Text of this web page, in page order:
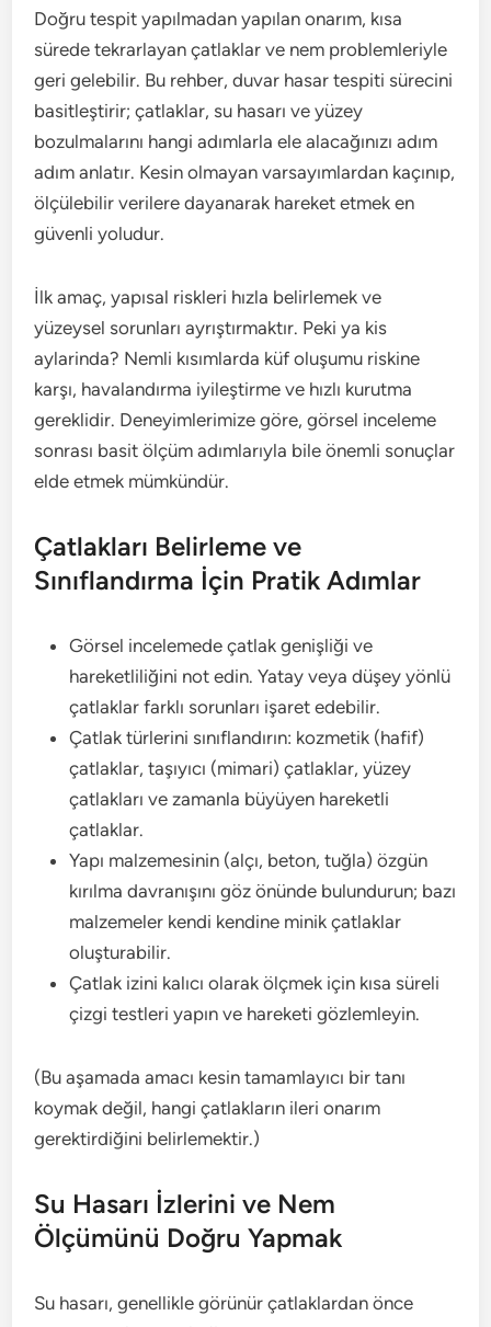
Doğru tespit yapılmadan yapılan onarım, kısa
sürede tekrarlayan çatlaklar ve nem problemleriyle
geri gelebilir. Bu rehber, duvar hasar tespiti sürecini
basitleştirir; çatlaklar, su hasarı ve yüzey
bozulmalarını hangi adımlarla ele alacağınızı adım
adım anlatır. Kesin olmayan varsayımlardan kaçınıp,
ölçülebilir verilere dayanarak hareket etmek en
güvenli yoludur.
İlk amaç, yapısal riskleri hızla belirlemek ve
yüzeysel sorunları ayrıştırmaktır. Peki ya kis
aylarinda? Nemli kısımlarda küf oluşumu riskine
karşı, havalandırma iyileştirme ve hızlı kurutma
gereklidir. Deneyimlerimize göre, görsel inceleme
sonrası basit ölçüm adımlarıyla bile önemli sonuçlar
elde etmek mümkündür.
Çatlakları Belirleme ve
Sınıflandırma İçin Pratik Adımlar
Görsel incelemede çatlak genişliği ve
hareketliliğini not edin. Yatay veya düşey yönlü
çatlaklar farklı sorunları işaret edebilir.
Çatlak türlerini sınıflandırın: kozmetik (hafif)
çatlaklar, taşıyıcı (mimari) çatlaklar, yüzey
çatlakları ve zamanla büyüyen hareketli
çatlaklar.
Yapı malzemesinin (alçı, beton, tuğla) özgün
kırılma davranışını göz önünde bulundurun; bazı
malzemeler kendi kendine minik çatlaklar
oluşturabilir.
Çatlak izini kalıcı olarak ölçmek için kısa süreli
çizgi testleri yapın ve hareketi gözlemleyin.
(Bu aşamada amacı kesin tamamlayıcı bir tanı
koymak değil, hangi çatlakların ileri onarım
gerektirdiğini belirlemektir.)
Su Hasarı İzlerini ve Nem
Ölçümünü Doğru Yapmak
Su hasarı, genellikle görünür çatlaklardan önce